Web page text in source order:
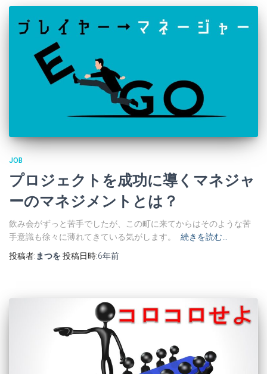
JOB
プロジェクトを成功に導くマネジャ
ーのマネジメントとは？
飲み会がずっと苦手でしたが、この町に来てからはそのような苦
手意識も徐々に薄れてきている気がします。
続きを読む…
投稿者: まつを投稿日時:6年前